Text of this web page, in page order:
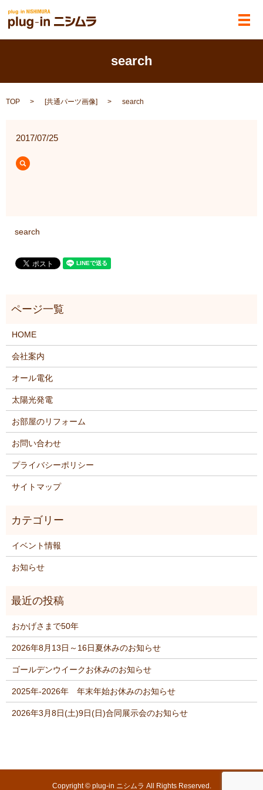
メ
search
TOP [共通パーツ画像] search
2017/07/25
search
HOME
会社案内
オール電化
太陽光発電
お部屋のリフォーム
お問い合わせ
プライバシーポリシー
サイトマップ
イベント情報
お知らせ
おかげさまで50年
2026年8月13日～16日夏休みのお知らせ
ゴールデンウイークお休みのお知らせ
2025年‐2026年 年末年始お休みのお知らせ
2026年3月8日(土)9日(日)合同展示会のお知らせ
Copyright © plug-in ニシムラ All Rights Reserved.